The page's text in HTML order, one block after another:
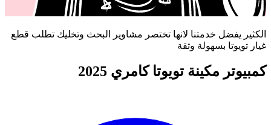
الكثير يفضل خدمتنا لانها تختصر مشاوير البحث وتخليك تطلب قطع
غيار تويوتا بسهولة وثقة
كمبيوتر مكينة تويوتا كامري 2025